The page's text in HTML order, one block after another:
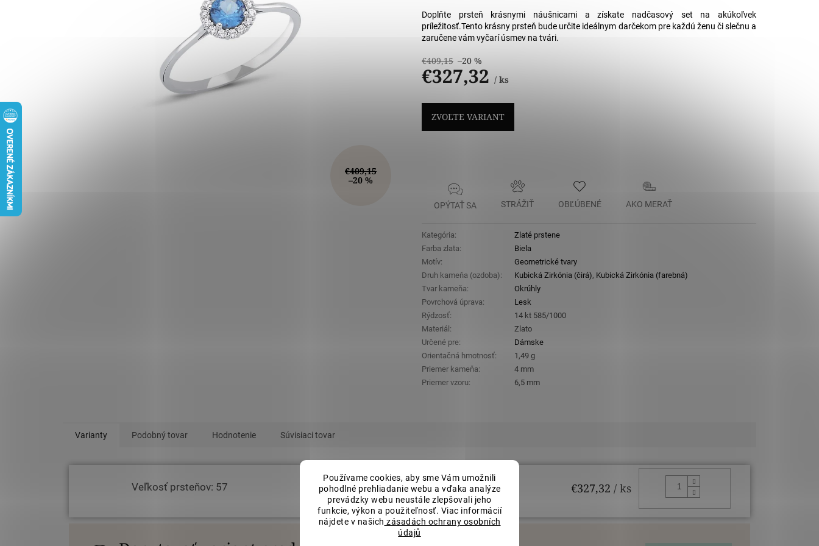
Používame cookies, aby sme Vám umožnili
pohodlné prehliadanie webu a vďaka analýze
prevádzky webu neustále zlepšovali jeho
funkcie, výkon a použiteľnosť. Viac informácií
nájdete v našich zásadách ochrany osobních
údajů
€409,15
–20 %
hviezdičiek.
€409,15 –20 %
€327,32 / ks
ZVOĽTE VARIANT
Doplňte prsteň krásnymi náušnicami a získate nadčasový set na akúkoľvek
príležitosť.Tento krásny prsteň bude určite ideálnym darčekom pre každú ženu či slečnu a
zaručene vám vyčarí úsmev na tvári.
OPÝTAŤ SA STRÁŽIŤ OBĽÚBENÉ AKO MERAŤ
Kategória:
Zlaté prstene
Farba zlata:
Biela
Motív:
Geometrické tvary
Druh kameňa (ozdoba): Kubická Zirkónia (čirá), Kubická Zirkónia (farebná)
Tvar kameňa:
Okrúhly
Povrchová úprava:
Lesk
Rýdzosť:
14 kt 585/1000
Materiál :
Zlato
Určené pre:
Dámske
Orientačná hmotnosť:
1,49 g
Priemer kameňa:
4 mm
Priemer vzoru: 6,5 mm
Varianty Podobný tovar Hodnotenie Súvisiaci tovar
Veľkosť prsteňov: 57 €409,15 €327,32 / ks